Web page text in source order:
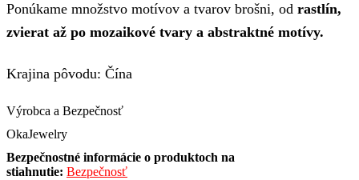
Ponúkame množstvo motívov a tvarov brošni, od rastlín,
zvierat až po mozaikové tvary a abstraktné motívy.
Krajina pôvodu: Čína
Výrobca a Bezpečnosť
OkaJewelry
Bezpečnostné informácie o produktoch na
stiahnutie: Bezpečnosť